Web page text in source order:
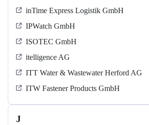
inTime Express Logistik GmbH
IPWatch GmbH
ISOTEC GmbH
itelligence AG
ITT Water & Wastewater Herford AG
ITW Fastener Products GmbH
J